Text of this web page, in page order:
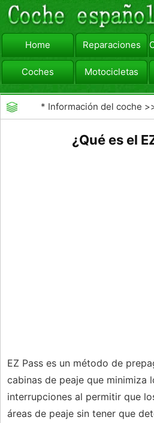
Home Reparaciones
Coches Motocicletas
viajar Camiones
* Información del coche
¿Qué es el
EZ Pass es un método de
cabinas de peaje que minimiza
interrupciones al permitir que
áreas de peaje sin tener que